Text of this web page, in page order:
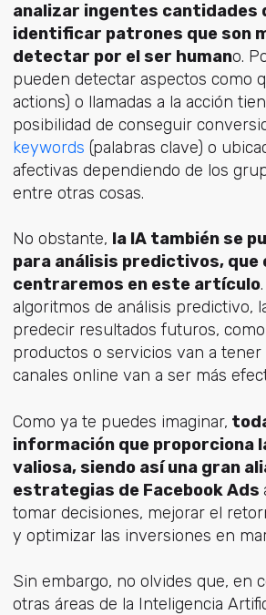
analizar ingentes cantidades
identificar patrones que son
detectar por el ser humano.
pueden detectar aspectos como
actions) o llamadas a la acción
posibilidad de conseguir
keywords (palabras clave) o
afectivas dependiendo de los
entre otras cosas.
No obstante, la IA también se
para análisis predictivos, que
centraremos en este artículo
algoritmos de análisis predictivo,
predecir resultados futuros,
productos o servicios van a tener
canales online van a ser más
Como ya te puedes imaginar,
información que proporciona
valiosa, siendo así una gran
estrategias de Facebook Ads
tomar decisiones, mejorar el
y optimizar las inversiones en
Sin embargo, no olvides que, en
otras áreas de la Inteligencia